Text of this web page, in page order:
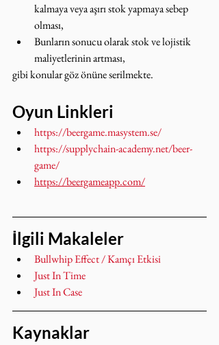
kalmaya veya aşırı stok yapmaya sebep
olması,
Bunların sonucu olarak stok ve lojistik
maliyetlerinin artması,
gibi konular göz önüne serilmekte.
Oyun Linkleri
https://beergame.masystem.se/
https://supplychain-academy.net/beer-
game/
https://beergameapp.com/
İlgili Makaleler
Bullwhip Effect / Kamçı Etkisi
Just In Time
Just In Case
Kaynaklar